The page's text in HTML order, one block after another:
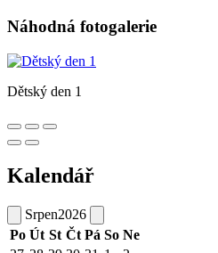
Náhodná fotogalerie
Dětský den 1
Kalendář
Srpen2026
Po Út St Čt Pá So Ne